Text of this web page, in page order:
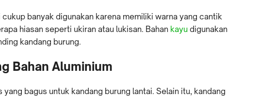
banyak digunakan karena memiliki warna yang cantik
hiasan seperti ukiran atau lukisan. Bahan kayu digunakan
kandang burung.
Bahan Aluminium
bagus untuk kandang burung lantai. Selain itu, kandang